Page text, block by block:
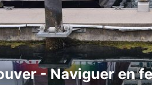
- Naviguer en